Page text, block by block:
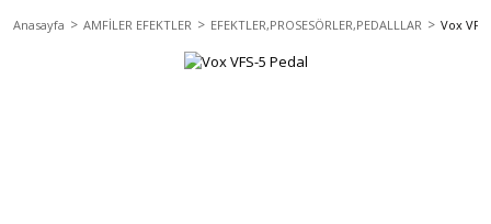
Anasayfa AMFİLER EFEKTLER EFEKTLER,PROSESÖRLER,PEDALLLAR Vox